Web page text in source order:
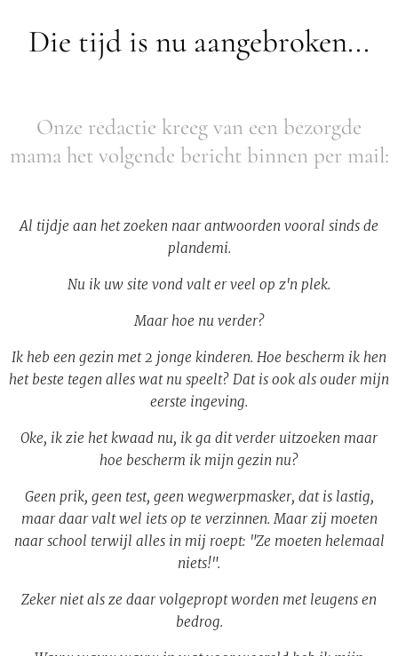
Die tijd is nu aangebroken...
Onze redactie kreeg van een bezorgde
mama het volgende bericht binnen per mail:
Al tijdje aan het zoeken naar antwoorden vooral sinds de
plandemi.
Nu ik uw site vond valt er veel op z'n plek.
Maar hoe nu verder?
Ik heb een gezin met 2 jonge kinderen. Hoe bescherm ik hen
het beste tegen alles wat nu speelt? Dat is ook als ouder mijn
eerste ingeving.
Oke, ik zie het kwaad nu, ik ga dit verder uitzoeken maar
hoe bescherm ik mijn gezin nu?
Geen prik, geen test, geen wegwerpmasker, dat is lastig,
maar daar valt wel iets op te verzinnen. Maar zij moeten
naar school terwijl alles in mij roept: "Ze moeten helemaal
niets!".
Zeker niet als ze daar volgepropt worden met leugens en
bedrog.